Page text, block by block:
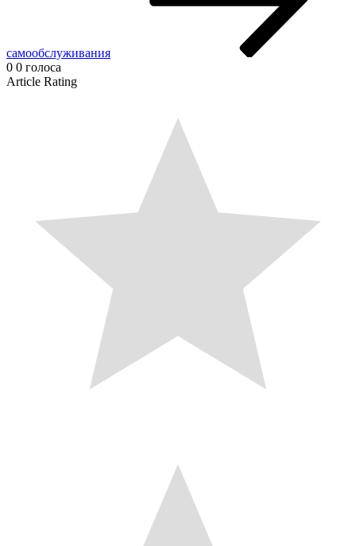
самообслуживания
0 0 голоса
Article Rating